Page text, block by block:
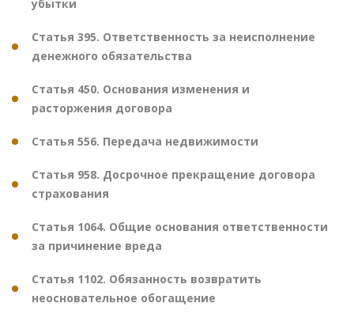
убытки
Статья 395. Ответственность за неисполнение
денежного обязательства
Статья 450. Основания изменения и
расторжения договора
Статья 556. Передача недвижимости
Статья 958. Досрочное прекращение договора
страхования
Статья 1064. Общие основания ответственности
за причинение вреда
Статья 1102. Обязанность возвратить
неосновательное обогащение